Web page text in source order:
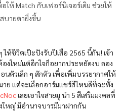
ให้ Match กับเฟอร์นิเจอร์เดิม ช่วยให้
บายตายิ่งขึ้น
ห้ชีวิตเป๊ะปังรับปีเสือ 2565 นี้กัน! เข้า
งใหม่แต่อีกใจก็อยากประหยัดงบ ลอง
ตัวเล็ก ๆ สักตัว เพื่อเพิ่มบรรยากาศให้
าย แต่จะเลือกอาร์มแชร์สีไหนดีที่จะทั้ง
เลยเอาใจสายมู นำ 5 สีเสริมมงคลที่
งใหญ่ มีอำนาจบารมีมาฝากกัน